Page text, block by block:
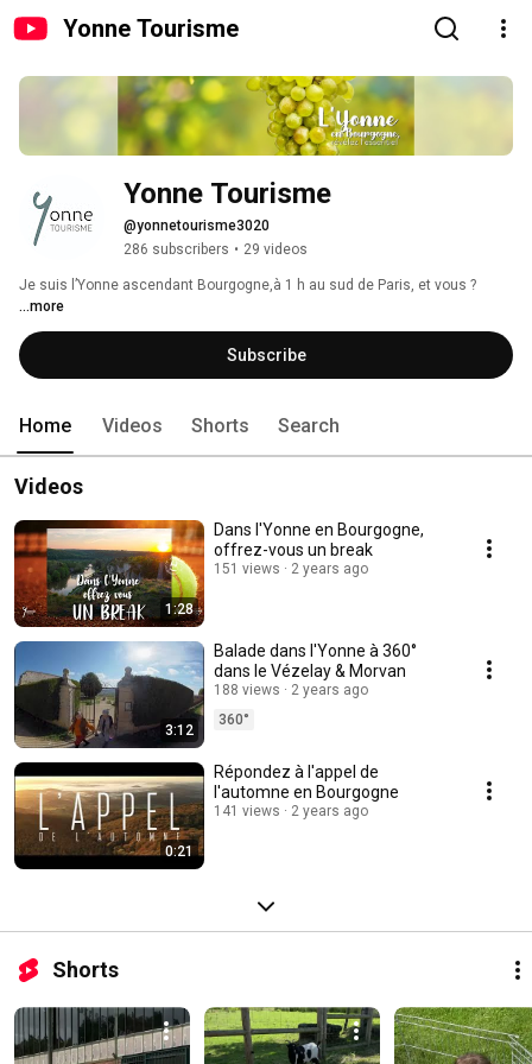
Yonne Tourisme
Yonne Tourisme
@yonnetourisme3020
286 subscribers • 29 videos
Je suis l’Yonne ascendant Bourgogne,à 1 h au sud de Paris, et vous ?
...more
Subscribe
Home Videos Shorts Search
Videos
1:28
Dans l'Yonne en Bourgogne,
offrez-vous un break
151 views 2 years ago
3:12
Balade dans l'Yonne à 360°
dans le Vézelay & Morvan
188 views
2 years ago
360°
0:21
Répondez à l'appel de
l'automne en Bourgogne
141 views 2 years ago
Shorts